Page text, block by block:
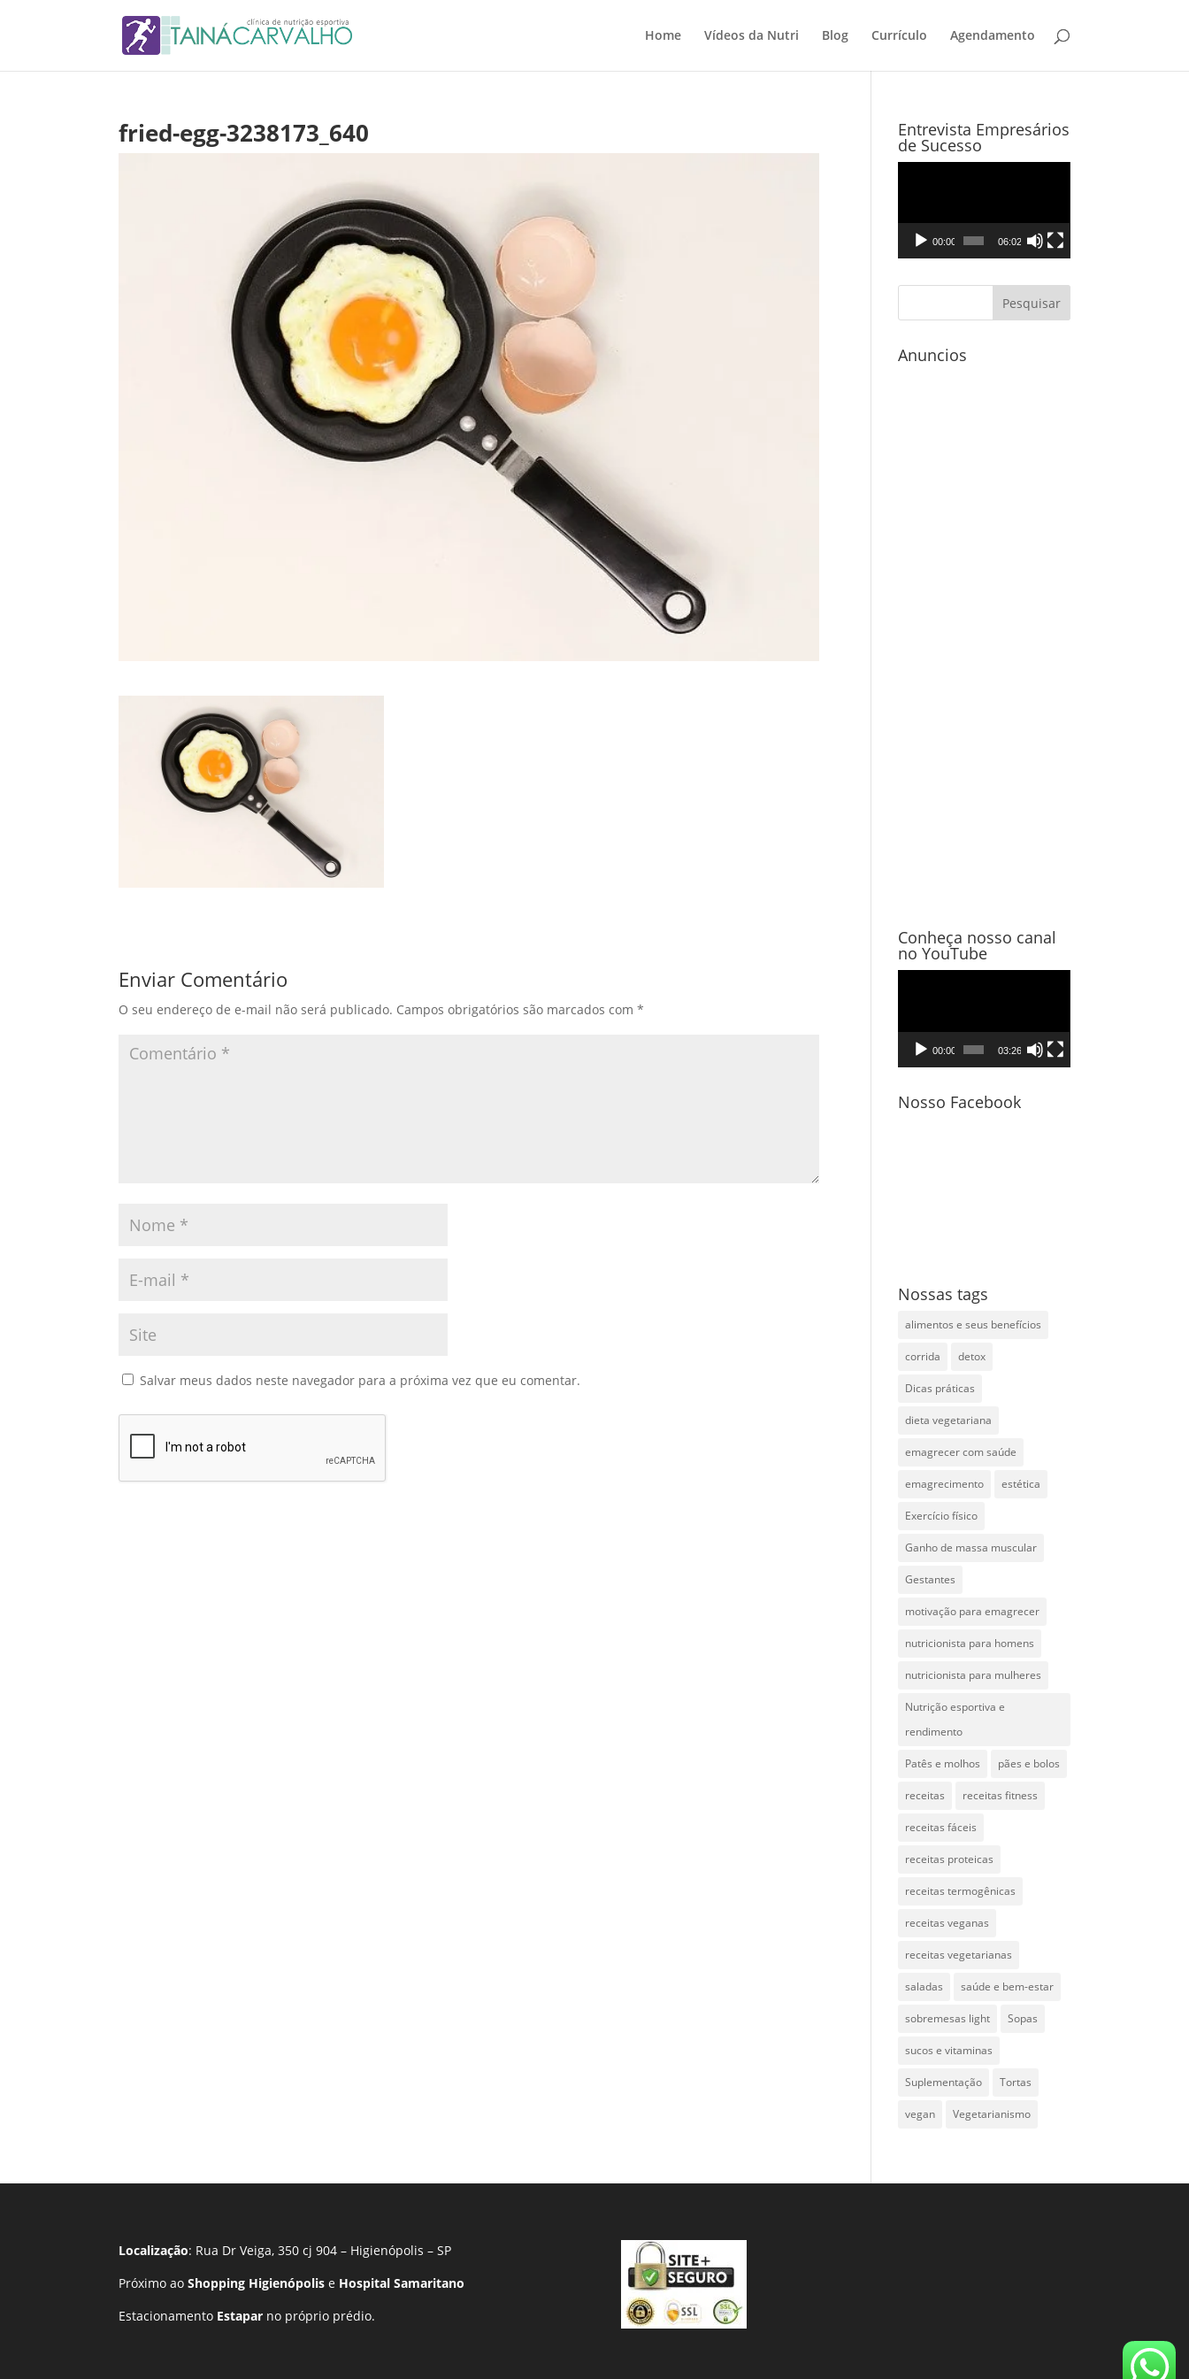
Home Vídeos da Nutri Blog Currículo Agendamento
fried-egg-3238173_640
Enviar Comentário
O seu endereço de e-mail não será publicado. Campos obrigatórios são marcados com*
Salvar meus dados neste navegador para a próxima vez que eu comentar.
Entrevista Empresários
de Sucesso
vídeo
00:00 06:02
Anuncios
Conheça nosso canal
no YouTube
vídeo
00:00 03:26
Nosso Facebook
Nossas tags
alimentos e seus benefícios
corrida detox
Dicas práticas
dieta vegetariana
emagrecer com saúde
emagrecimento estética
Exercício físico
Ganho de massa muscular
Gestantes
motivação para emagrecer
nutricionista para homens
nutricionista para mulheres
Nutrição esportiva e
rendimento
Patês e molhos pães e bolos
receitas receitas fitness
receitas fáceis
receitas proteicas
receitas termogênicas
receitas veganas
receitas vegetarianas
saladas saúde e bem-estar
sobremesas light Sopas
sucos e vitaminas
Suplementação Tortas
vegan Vegetarianismo
Localização: Rua Dr Veiga, 350 cj 904 – Higienópolis – SP
Próximo aoShopping Higienópolis e Hospital Samaritano
Estacionamento Estapar no próprio prédio.